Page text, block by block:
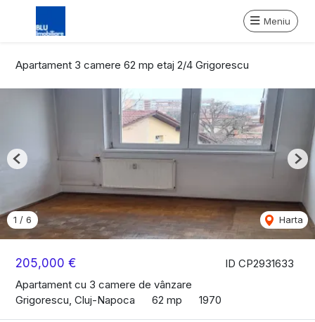
Meniu
Apartament 3 camere 62 mp etaj 2/4 Grigorescu
ID CP2931633
205,000 €
Apartament cu 3 camere de vânzare
Grigorescu, Cluj-Napoca
62 mp 1970
1 / 6 Harta
Previous